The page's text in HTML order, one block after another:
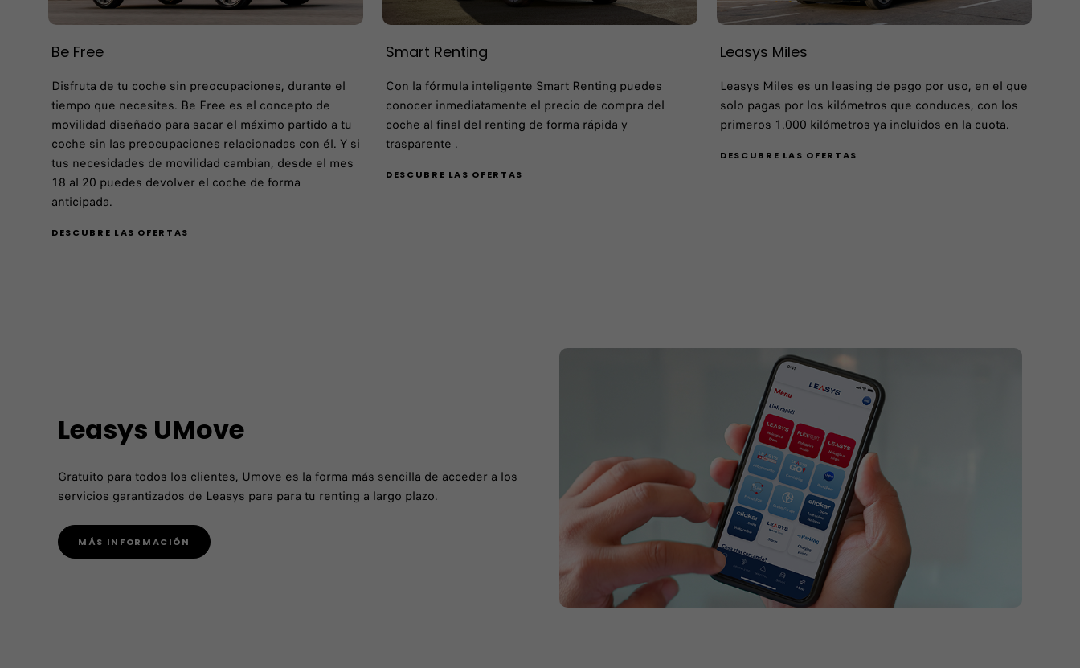
Be Free
Disfruta de tu coche sin preocupaciones, durante el
tiempo que necesites. Be Free es el concepto de
movilidad diseñado para sacar el máximo partido a tu
coche sin las preocupaciones relacionadas con él. Y si
tus necesidades de movilidad cambian, desde el mes
18 al 20 puedes devolver el coche de forma
anticipada.
DESCUBRE LAS OFERTAS
Smart Renting
Con la fórmula inteligente Smart Renting puedes
conocer inmediatamente el precio de compra del
coche al final del renting de forma rápida y
trasparente .
DESCUBRE LAS OFERTAS
Leasys Miles
Leasys Miles es un leasing de pago por uso, en el que
solo pagas por los kilómetros que conduces, con los
primeros 1.000 kilómetros ya incluidos en la cuota.
DESCUBRE LAS OFERTAS
Leasys UMove
Gratuito para todos los clientes, Umove es la forma más sencilla de acceder a los
servicios garantizados de Leasys para para tu renting a largo plazo.
MÁS INFORMACIÓN